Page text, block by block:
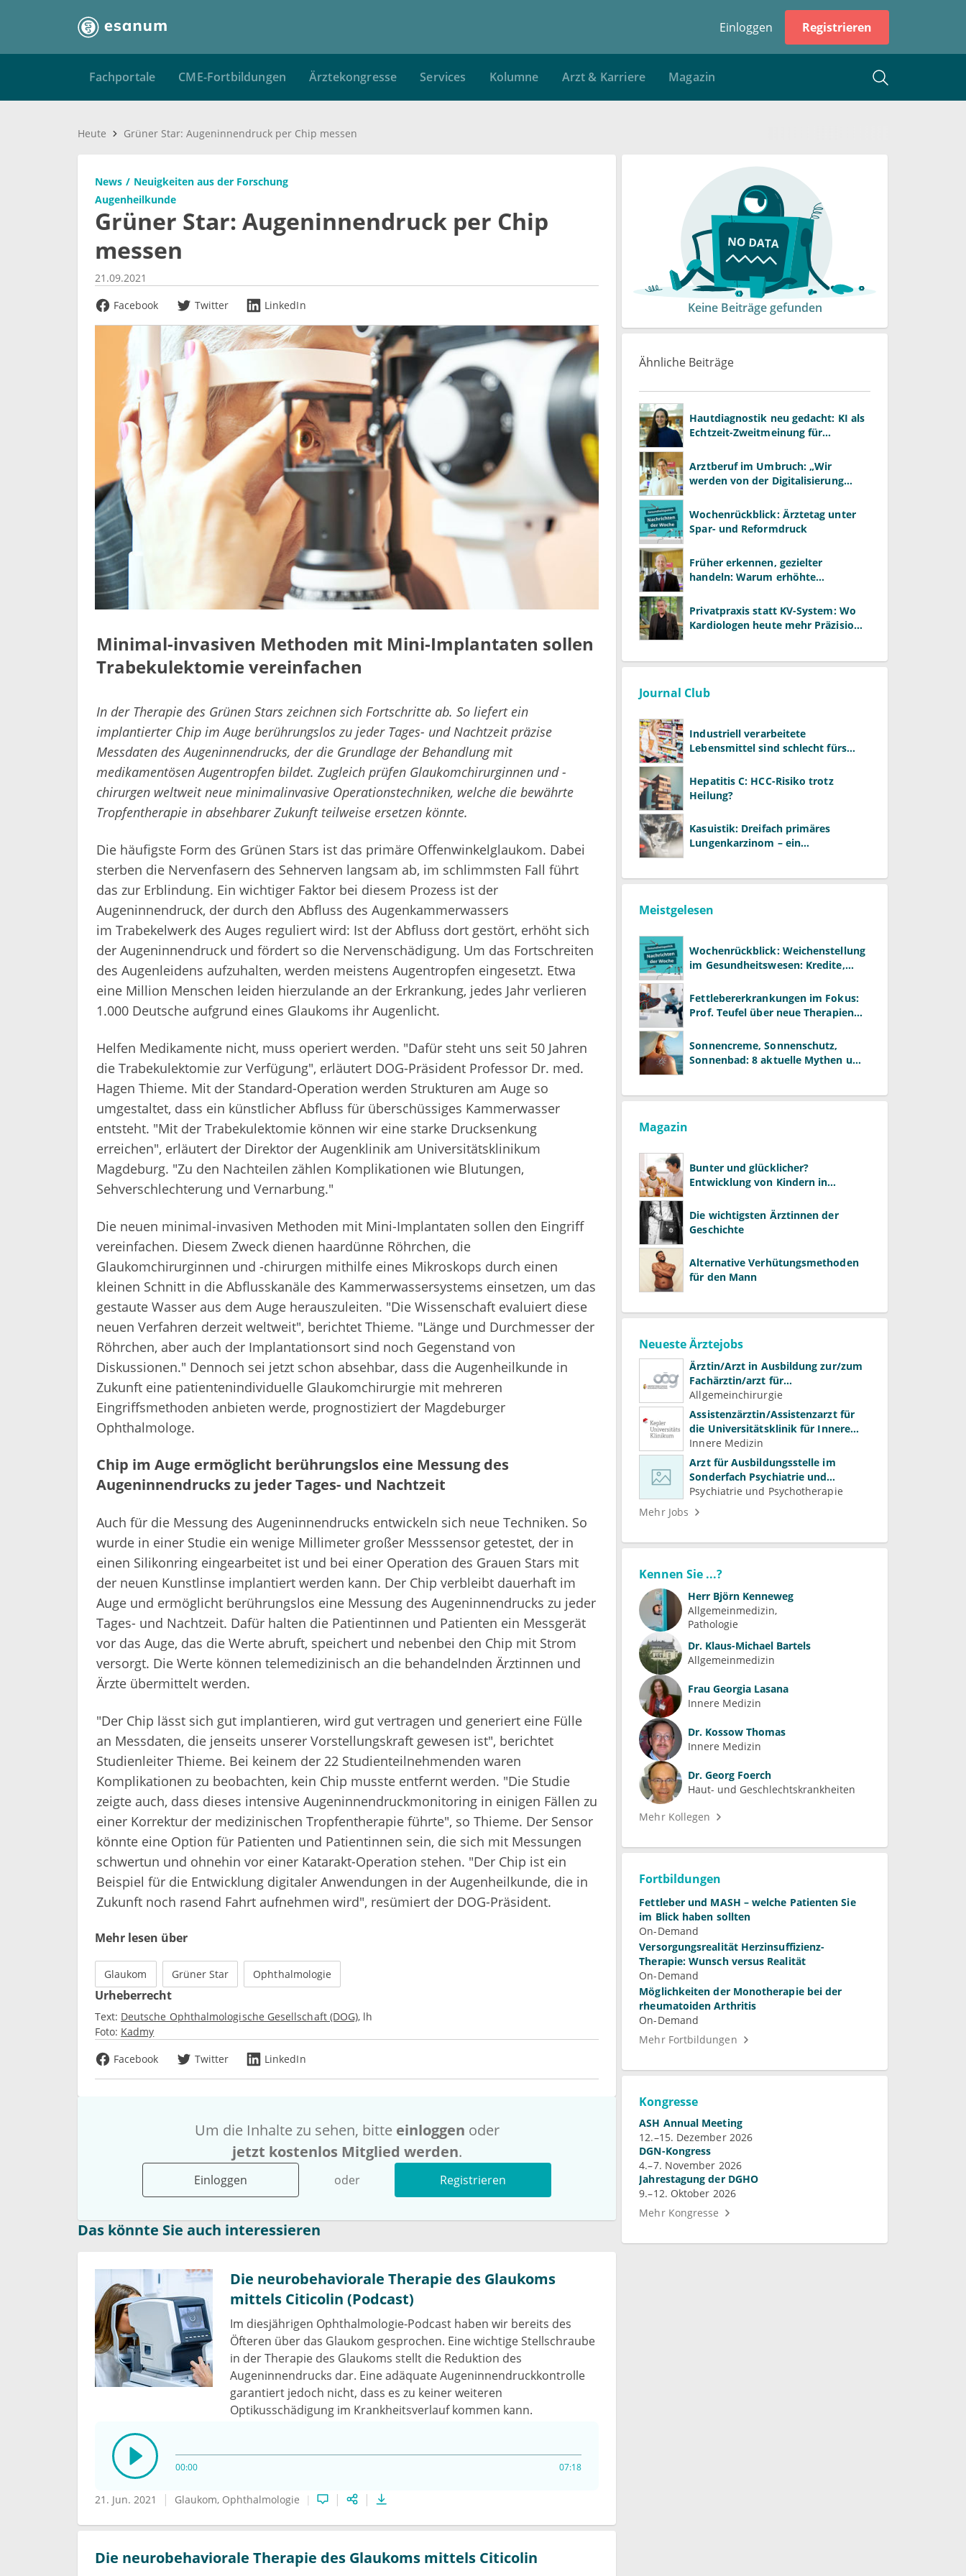
Einloggen Registrieren
Fachportale CME-Fortbildungen Ärztekongresse Services Kolumne Arzt & Karriere Magazin
Heute Grüner Star: Augeninnendruck per Chip messen
News
Neuigkeiten aus der Forschung
Augenheilkunde
Grüner Star: Augeninnendruck per Chip
messen
21.09.2021
Facebook
Twitter LinkedIn
Minimal-invasiven Methoden mit Mini-Implantaten sollen
Trabekulektomie vereinfachen
In der Therapie des Grünen Stars zeichnen sich Fortschritte ab. So liefert ein
implantierter Chip im Auge berührungslos zu jeder Tages- und Nachtzeit präzise
Messdaten des Augeninnendrucks, der die Grundlage der Behandlung mit
medikamentösen Augentropfen bildet. Zugleich prüfen Glaukomchirurginnen und -
chirurgen weltweit neue minimalinvasive Operationstechniken, welche die bewährte
Tropfentherapie in absehbarer Zukunft teilweise ersetzen könnte.
Die häufigste Form des Grünen Stars ist das primäre Offenwinkelglaukom. Dabei
sterben die Nervenfasern des Sehnerven langsam ab, im schlimmsten Fall führt
das zur Erblindung. Ein wichtiger Faktor bei diesem Prozess ist der
Augeninnendruck, der durch den Abfluss des Augenkammerwassers
im Trabekelwerk des Auges reguliert wird: Ist der Abfluss dort gestört, erhöht sich
der Augeninnendruck und fördert so die Nervenschädigung. Um das Fortschreiten
des Augenleidens aufzuhalten, werden meistens Augentropfen eingesetzt. Etwa
eine Million Menschen leiden hierzulande an der Erkrankung, jedes Jahr verlieren
1.000 Deutsche aufgrund eines Glaukoms ihr Augenlicht.
Helfen Medikamente nicht, muss operiert werden. "Dafür steht uns seit 50 Jahren
die Trabekulektomie zur Verfügung", erläutert DOG-Präsident Professor Dr. med.
Hagen Thieme. Mit der Standard-Operation werden Strukturen am Auge so
umgestaltet, dass ein künstlicher Abfluss für überschüssiges Kammerwasser
entsteht. "Mit der Trabekulektomie können wir eine starke Drucksenkung
erreichen", erläutert der Direktor der Augenklinik am Universitätsklinikum
Magdeburg. "Zu den Nachteilen zählen Komplikationen wie Blutungen,
Sehverschlechterung und Vernarbung."
Die neuen minimal-invasiven Methoden mit Mini-Implantaten sollen den Eingriff
vereinfachen. Diesem Zweck dienen haardünne Röhrchen, die
Glaukomchirurginnen und -chirurgen mithilfe eines Mikroskops durch einen
kleinen Schnitt in die Abflusskanäle des Kammerwassersystems einsetzen, um das
gestaute Wasser aus dem Auge herauszuleiten. "Die Wissenschaft evaluiert diese
neuen Verfahren derzeit weltweit", berichtet Thieme. "Länge und Durchmesser der
Röhrchen, aber auch der Implantationsort sind noch Gegenstand von
Diskussionen." Dennoch sei jetzt schon absehbar, dass die Augenheilkunde in
Zukunft eine patientenindividuelle Glaukomchirurgie mit mehreren
Eingriffsmethoden anbieten werde, prognostiziert der Magdeburger
Ophthalmologe.
Chip im Auge ermöglicht berührungslos eine Messung des
Augeninnendrucks zu jeder Tages- und Nachtzeit
Auch für die Messung des Augeninnendrucks entwickeln sich neue Techniken. So
wurde in einer Studie ein wenige Millimeter großer Messsensor getestet, der in
einen Silikonring eingearbeitet ist und bei einer Operation des Grauen Stars mit
der neuen Kunstlinse implantiert werden kann. Der Chip verbleibt dauerhaft im
Auge und ermöglicht berührungslos eine Messung des Augeninnendrucks zu jeder
Tages- und Nachtzeit. Dafür halten die Patientinnen und Patienten ein Messgerät
vor das Auge, das die Werte abruft, speichert und nebenbei den Chip mit Strom
versorgt. Die Werte können telemedizinisch an die behandelnden Ärztinnen und
Ärzte übermittelt werden.
"Der Chip lässt sich gut implantieren, wird gut vertragen und generiert eine Fülle
an Messdaten, die jenseits unserer Vorstellungskraft gewesen ist", berichtet
Studienleiter Thieme. Bei keinem der 22 Studienteilnehmenden waren
Komplikationen zu beobachten, kein Chip musste entfernt werden. "Die Studie
zeigte auch, dass dieses intensive Augeninnendruckmonitoring in einigen Fällen zu
einer Korrektur der medizinischen Tropfentherapie führte", so Thieme. Der Sensor
könnte eine Option für Patienten und Patientinnen sein, die sich mit Messungen
schwertun und ohnehin vor einer Katarakt-Operation stehen. "Der Chip ist ein
Beispiel für die Entwicklung digitaler Anwendungen in der Augenheilkunde, die in
Zukunft noch rasend Fahrt aufnehmen wird", resümiert der DOG-Präsident.
Mehr lesen über
Glaukom Grüner Star Ophthalmologie
Urheberrecht
Text: Deutsche Ophthalmologische Gesellschaft (DOG) lh
Foto: Kadmy
Facebook
Twitter LinkedIn
Um die Inhalte zu sehen, bitte einloggen oder
jetzt kostenlos Mitglied werden.
Einloggen oder Registrieren
Das könnte Sie auch interessieren
Die neurobehaviorale Therapie des Glaukoms
mittels Citicolin (Podcast)
Im diesjährigen Ophthalmologie-Podcast haben wir bereits des
Öfteren über das Glaukom gesprochen. Eine wichtige Stellschraube
in der Therapie des Glaukoms stellt die Reduktion des
Augeninnendrucks dar. Eine adäquate Augeninnendruckkontrolle
garantiert jedoch nicht, dass es zu keiner weiteren
Optikusschädigung im Krankheitsverlauf kommen kann.
00:00 07:18
21. Jun. 2021 Glaukom Ophthalmologie
Die neurobehaviorale Therapie des Glaukoms mittels Citicolin
Keine Beiträge gefunden
Ähnliche Beiträge
Hautdiagnostik neu gedacht: KI als
Echtzeit-Zweitmeinung für
Arztberuf im Umbruch: „Wir
werden von der Digitalisierung
wir wollen"
Wochenrückblick: Ärztetag unter
Spar- und Reformdruck
Früher erkennen, gezielter
handeln: Warum erhöhte
als ALT und AST
Privatpraxis statt KV-System: Wo
Kardiologen heute mehr Präzision
Journal Club
Industriell verarbeitete
Lebensmittel sind schlecht fürs
Hepatitis C: HCC-Risiko trotz
Heilung?
Kasuistik: Dreifach primäres
Lungenkarzinom – ein
Meistgelesen
Wochenrückblick: Weichenstellung
im Gesundheitswesen: Kredite,
Fettlebererkrankungen im Fokus:
Prof. Teufel über neue Therapien
Sonnencreme, Sonnenschutz,
Sonnenbad: 8 aktuelle Mythen und
Magazin
Bunter und glücklicher?
Entwicklung von Kindern in
Die wichtigsten Ärztinnen der
Geschichte
Alternative Verhütungsmethoden
für den Mann
Neueste Ärztejobs
Ärztin/Arzt in Ausbildung zur/zum
Fachärztin/arzt für
Allgemeinchirurgie und
Gefäßchirurgie
Allgemeinchirurgie
Assistenzärztin/Assistenzarzt für
die Universitätsklinik für Innere
Medizin
Innere Medizin
Arzt für Ausbildungsstelle im
Sonderfach Psychiatrie und
Psychotherapeutische Medizin
(m/w/d)
Psychiatrie und Psychotherapie
Mehr Jobs
Kennen Sie ...?
Herr Björn Kenneweg
Allgemeinmedizin
Pathologie
Dr. Klaus-Michael Bartels
Allgemeinmedizin
Frau Georgia Lasana
Innere Medizin
Dr. Kossow Thomas
Innere Medizin
Dr. Georg Foerch
Haut- und Geschlechtskrankheiten
Mehr Kollegen
Fortbildungen
Fettleber und MASH – welche Patienten Sie
im Blick haben sollten
On-Demand
Versorgungsrealität Herzinsuffizienz-
Therapie: Wunsch versus Realität
On-Demand
Möglichkeiten der Monotherapie bei der
rheumatoiden Arthritis
On-Demand
Mehr Fortbildungen
Kongresse
ASH Annual Meeting
12.–15. Dezember 2026
DGN-Kongress
4.–7. November 2026
Jahrestagung der DGHO
9.–12. Oktober 2026
Mehr Kongresse